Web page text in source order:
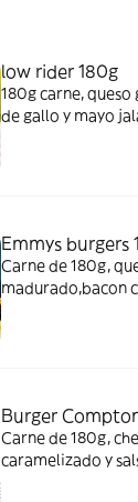
low rider 180g
180g carne,
de gallo y mayo
Emmys burgers
Carne de 180g,
madurado,bacon
Burger
Carne de 180g,
caramelizado y